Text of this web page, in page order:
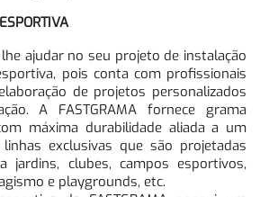
lhe ajudar no seu projeto de instalação
pois conta com profissionais
de projetos personalizados
A FASTGRAMA fornece grama
máxima durabilidade aliada a um
exclusivas que são projetadas
jardins, clubes, campos esportivos,
e playgrounds, etc.